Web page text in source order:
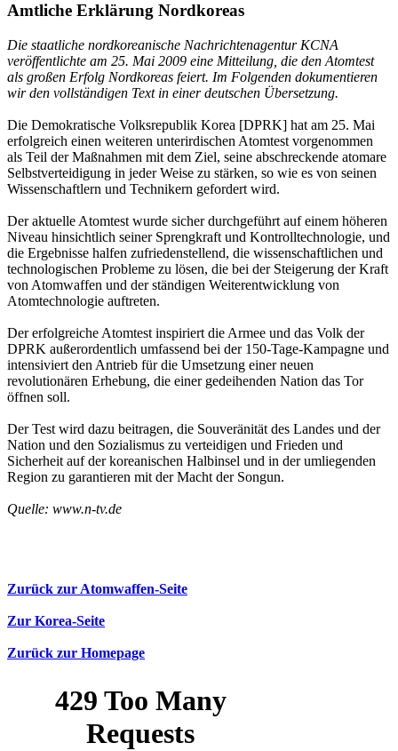
Amtliche Erklärung Nordkoreas
Die staatliche nordkoreanische Nachrichtenagentur KCNA
veröffentlichte am 25. Mai 2009 eine Mitteilung, die den Atomtest
als großen Erfolg Nordkoreas feiert. Im Folgenden dokumentieren
wir den vollständigen Text in einer deutschen Übersetzung.
Die Demokratische Volksrepublik Korea [DPRK] hat am 25. Mai
erfolgreich einen weiteren unterirdischen Atomtest vorgenommen
als Teil der Maßnahmen mit dem Ziel, seine abschreckende atomare
Selbstverteidigung in jeder Weise zu stärken, so wie es von seinen
Wissenschaftlern und Technikern gefordert wird.
Der aktuelle Atomtest wurde sicher durchgeführt auf einem höheren
Niveau hinsichtlich seiner Sprengkraft und Kontrolltechnologie, und
die Ergebnisse halfen zufriedenstellend, die wissenschaftlichen und
technologischen Probleme zu lösen, die bei der Steigerung der Kraft
von Atomwaffen und der ständigen Weiterentwicklung von
Atomtechnologie auftreten.
Der erfolgreiche Atomtest inspiriert die Armee und das Volk der
DPRK außerordentlich umfassend bei der 150-Tage-Kampagne und
intensiviert den Antrieb für die Umsetzung einer neuen
revolutionären Erhebung, die einer gedeihenden Nation das Tor
öffnen soll.
Der Test wird dazu beitragen, die Souveränität des Landes und der
Nation und den Sozialismus zu verteidigen und Frieden und
Sicherheit auf der koreanischen Halbinsel und in der umliegenden
Region zu garantieren mit der Macht der Songun.
Quelle: www.n-tv.de
Zurück zur Atomwaffen-Seite
Zur Korea-Seite
Zurück zur Homepage